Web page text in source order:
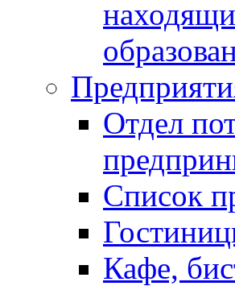
Отдел
Список
Кафе,